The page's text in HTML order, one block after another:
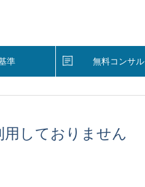
準 無料コンサル
しておりません